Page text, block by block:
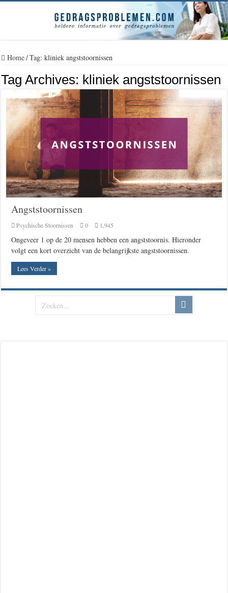
Home/Tag:kliniek angststoornissen
Tag Archives: kliniek angststoornissen
Angststoornissen
Psychische Stoornissen 0 1,945
Ongeveer 1 op de 20 mensen hebben een angststoornis. Hieronder
volgt een kort overzicht van de belangrijkste angststoornissen.
Lees Verder »